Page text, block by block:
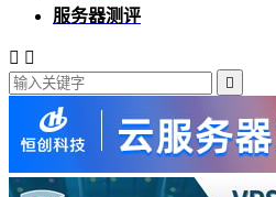
服务器测评
 
